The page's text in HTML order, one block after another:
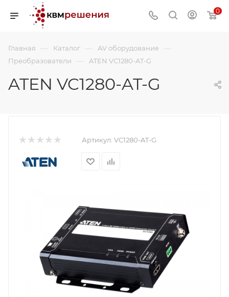
0
Главная — Каталог — AV оборудование —
Преобразователи — ATEN VC1280-AT-G
ATEN VC1280-AT-G
Артикул: VC1280-AT-G